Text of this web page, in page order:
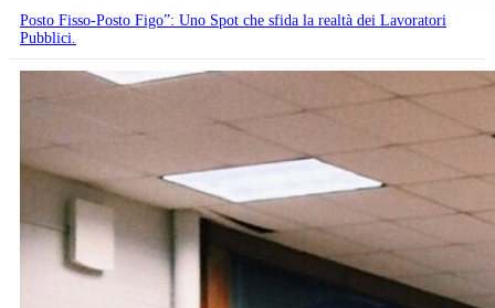
Posto Fisso-Posto Figo”: Uno Spot che sfida la realtà dei Lavoratori
Pubblici.